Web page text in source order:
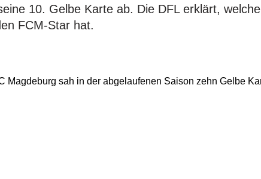
10. Gelbe Karte ab. Die DFL erklärt, welche
FCM-Star hat.